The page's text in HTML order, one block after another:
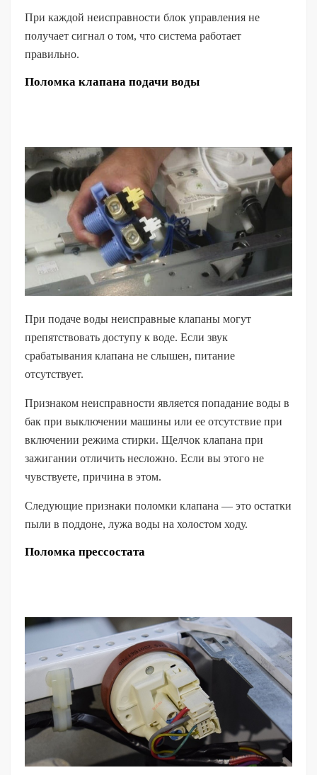
При каждой неисправности блок управления не
получает сигнал о том, что система работает
правильно.
Поломка клапана подачи воды
При подаче воды неисправные клапаны могут
препятствовать доступу к воде. Если звук
срабатывания клапана не слышен, питание
отсутствует.
Признаком неисправности является попадание воды в
бак при выключении машины или ее отсутствие при
включении режима стирки. Щелчок клапана при
зажигании отличить несложно. Если вы этого не
чувствуете, причина в этом.
Следующие признаки поломки клапана — это остатки
пыли в поддоне, лужа воды на холостом ходу.
Поломка прессостата